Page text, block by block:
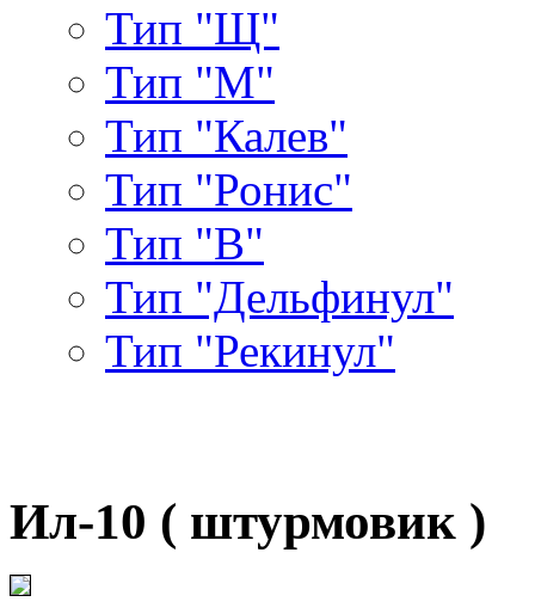
Тип "Щ"
Тип "М"
Тип "Калев"
Тип "Ронис"
Тип "В"
Тип "Дельфинул"
Тип "Рекинул"
Ил-10 ( штурмовик )